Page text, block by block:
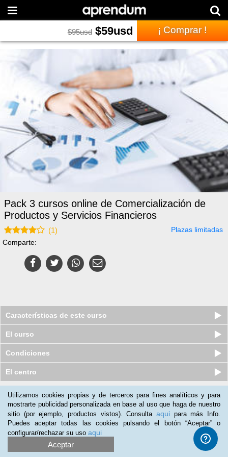
$95usd $59usd ¡ Comprar !
Pack 3 cursos online de Comercialización de
Productos y Servicios Financieros
(1)
Plazas limitadas
Comparte:
Características de este curso
El curso
Condiciones
El centro
Nuestros clientes opinan:
Jesús(24-06-2018)
Lo utilizo para mi día a día como agente de seguros.Se lo
recomendaría a otros agentes.
Utilizamos cookies propias y de terceros para fines analíticos y para
mostrarte publicidad personalizada en base al uso que haga de nuestro
sitio (por ejemplo, productos vistos). Consulta aqui para más Info.
Puedes aceptar todas las cookies pulsando el botón “Aceptar” o
configurar/rechazar su uso aqui
Aceptar